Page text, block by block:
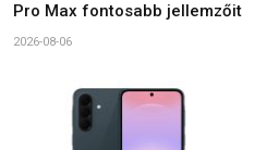
Pro Max fontosabb jellemzőit
2026-08-06